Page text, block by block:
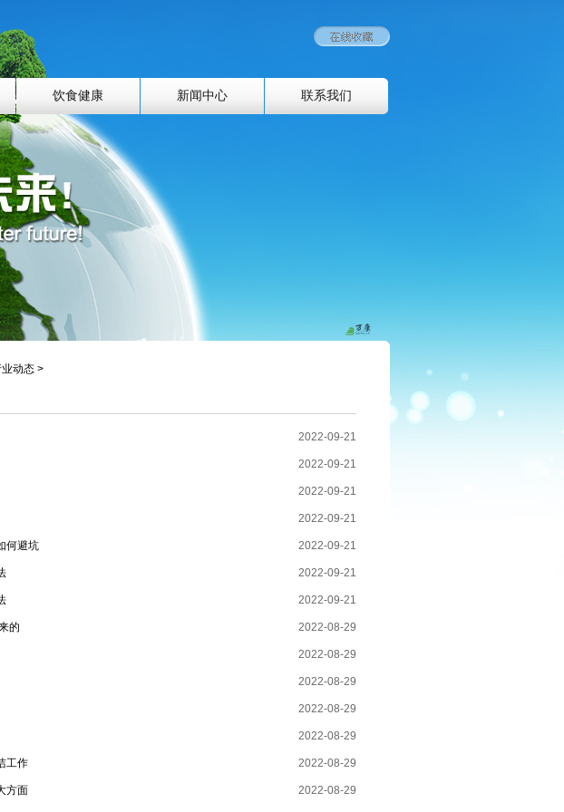
饮食健康 新闻中心 联系我们
动态 >
2022-09-21
2022-09-21
2022-09-21
2022-09-21
2022-09-21
何避坑
2022-09-21
2022-09-21
2022-08-29
的
2022-08-29
2022-08-29
2022-08-29
2022-08-29
2022-08-29
工作
2022-08-29
方面